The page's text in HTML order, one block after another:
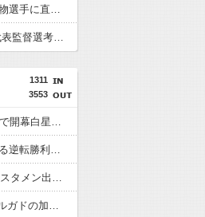
柱谷哲二氏「代表を辞退して下さい」 大物選手に直談判「自分からやめてほしいと思った」 闘将と呼ばれた主将時代
韓国警察、大韓サッカー協会を家宅捜索 代表監督選考巡り
1311
3553
【J1第1節 G大阪×浦和】G大阪が逆転勝利で開幕白星スタート！数的優位の中で逆転を許す苦しい展開も終盤に再逆転に成功
【J1第1節 横浜FM×鹿島】鹿島が劇的すぎる逆転勝利で国立での開幕戦制す！後半ATにチャヴリッチが2ゴールの大活躍
横浜F・マリノスMF三井寺眞が16歳で開幕スタメン出場し最年少記録更新 さらにデビュー戦でいきなりゴール
鹿児島ユナイテッドFCがFWフアンマ・デルガドの加入を正式発表 「皆さんに最高の喜びを届けられるよう頑張ります！」